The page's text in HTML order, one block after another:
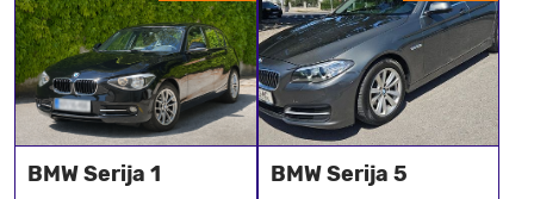
BMW Serija 1 BMW Serija 5